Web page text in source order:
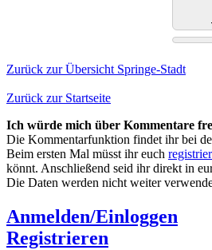
Zurück zur Übersicht Springe-Stadt
Zurück zur Startseite
Ich würde mich über Kommentare
Die Kommentarfunktion findet ihr bei
Beim ersten Mal müsst ihr euch
könnt. Anschließend seid ihr direkt in
Die Daten werden nicht weiter
Anmelden/Einloggen
Registrieren